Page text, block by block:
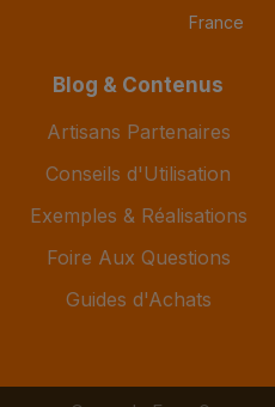
France
Blog & Contenus
Artisans Partenaires
Conseils d'Utilisation
Exemples & Réalisations
Foire Aux Questions
Guides d'Achats